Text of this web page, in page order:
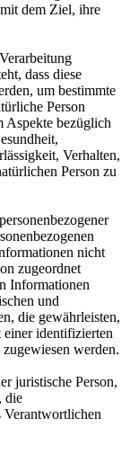
dem Ziel, ihre
dass diese
um bestimmte
Person
Aspekte bezüglich
Verhalten,
Person zu
nicht
zugeordnet
Informationen
und
die gewährleisten,
einer identifizierten
werden.
juristische Person,
die
Verantwortlichen